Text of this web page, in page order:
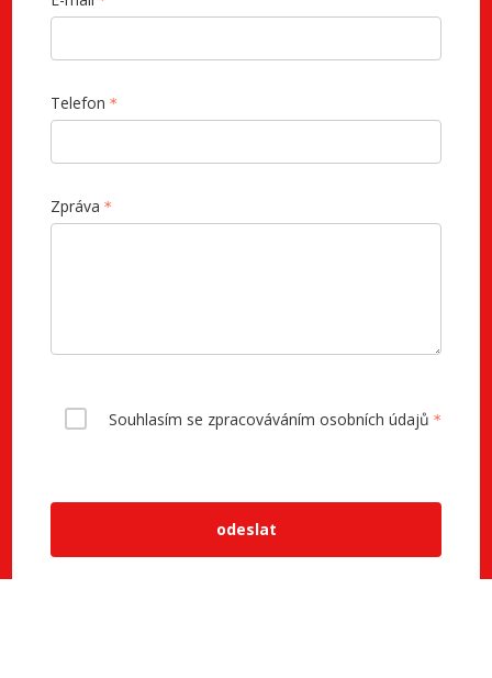
Telefon
Zpráva
Souhlasím se zpracováváním osobních údajů
odeslat